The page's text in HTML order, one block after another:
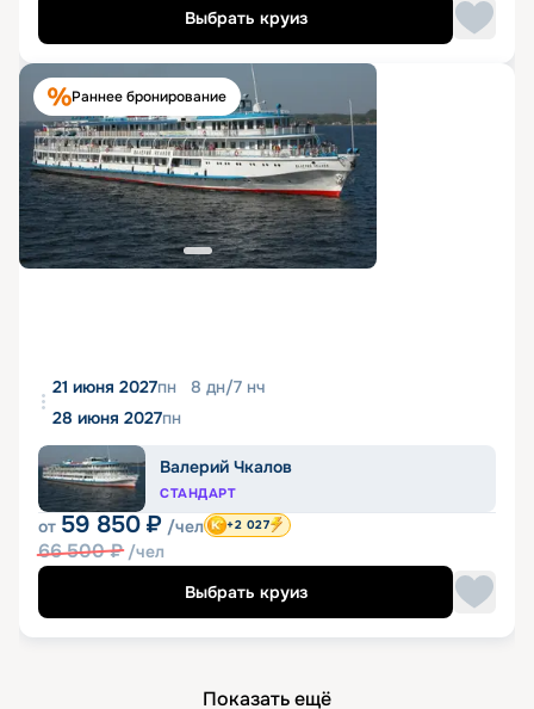
Выбрать круиз
Раннее бронирование
21 июня 2027пн 8 дн/7 нч
28 июня 2027пн
Валерий Чкалов
СТАНДАРТ
от 59 850 ₽ /чел
66 500₽ /чел
+2 027
Выбрать круиз
Показать ещё